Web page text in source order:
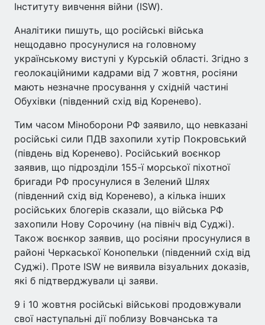
Інституту вивчення війни (ISW).
Аналітики пишуть, що російські війська
нещодавно просунулися на головному
українському виступі у Курській області. Згідно з
геолокаційними кадрами від 7 жовтня, росіяни
мають незначне просування у східній частині
Обухівки (південний схід від Коренево).
Тим часом Міноборони РФ заявило, що невказані
російські сили ПДВ захопили хутір Покровський
(південь від Коренево). Російський воєнкор
заявив, що підрозділи 155-ї морської піхотної
бригади РФ просунулися в Зелений Шлях
(південний схід від Коренево), а кілька інших
російських блогерів сказали, що війська РФ
захопили Нову Сорочину (на північ від Суджі).
Також воєнкор заявив, що росіяни просунулися в
районі Черкаської Конопельки (південний схід від
Суджі). Проте ISW не виявила візуальних доказів,
які б підтверджували ці заяви.
9 і 10 жовтня російські військові продовжували
свої наступальні дії поблизу Вовчанська та